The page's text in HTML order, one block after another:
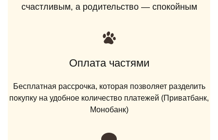
счастливым, а родительство — спокойным
Оплата частями
Бесплатная рассрочка, которая позволяет разделить
покупку на удобное количество платежей (Приватбанк,
Монобанк)